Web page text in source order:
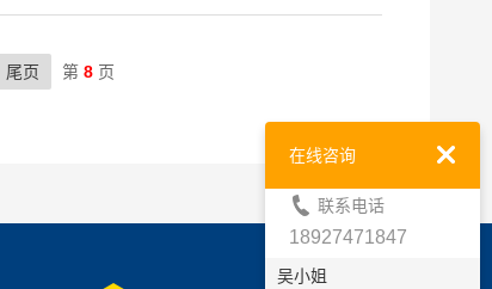
尾页 第 8 页
在线咨询
联系电话
18927471847
吴小姐